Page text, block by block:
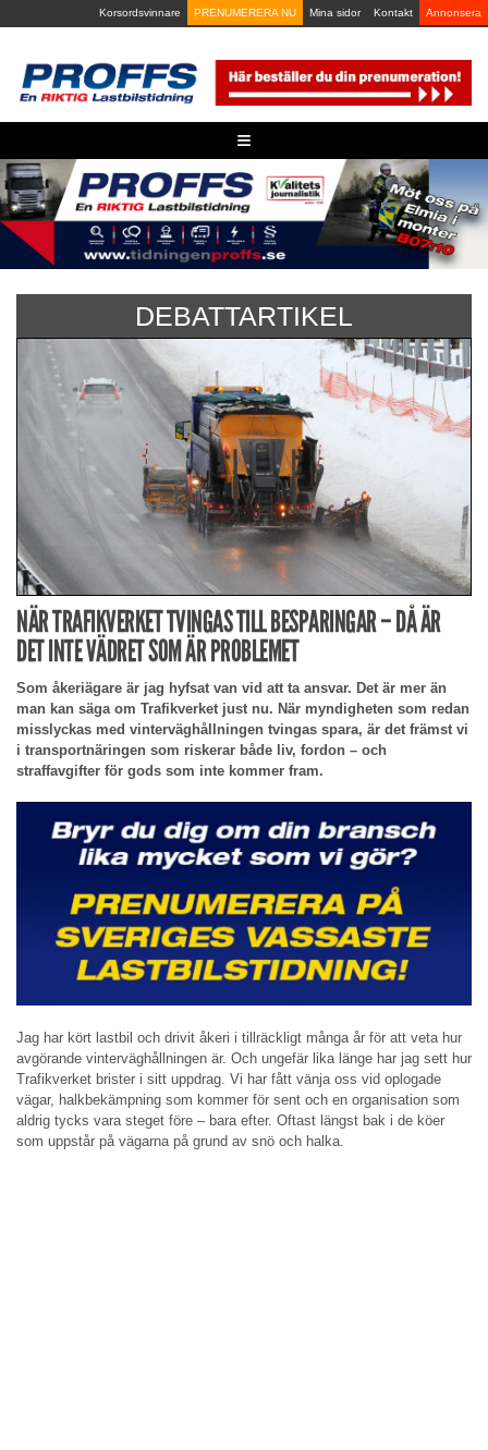
to
Korsordsvinnare PRENUMERERA NU Mina sidor Kontakt Annonsera
≡
DEBATTARTIKEL
NÄR TRAFIKVERKET TVINGAS TILL BESPARINGAR – DÅ ÄR
DET INTE VÄDRET SOM ÄR PROBLEMET
Som åkeriägare är jag hyfsat van vid att ta ansvar. Det är mer än
man kan säga om Trafikverket just nu. När myndigheten som redan
misslyckas med vinterväghållningen tvingas spara, är det främst vi
i transportnäringen som riskerar både liv, fordon – och
straffavgifter för gods som inte kommer fram.
Jag har kört lastbil och drivit åkeri i tillräckligt många år för att veta hur
avgörande vinterväghållningen är. Och ungefär lika länge har jag sett hur
Trafikverket brister i sitt uppdrag. Vi har fått vänja oss vid oplogade
vägar, halkbekämpning som kommer för sent och en organisation som
aldrig tycks vara steget före – bara efter. Oftast längst bak i de köer
som uppstår på vägarna på grund av snö och halka.